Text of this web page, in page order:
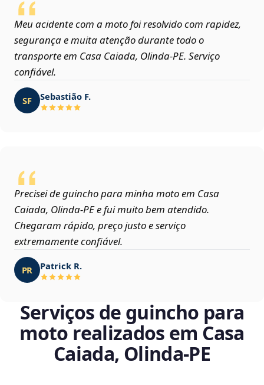
Meu acidente com a moto foi resolvido com rapidez,
segurança e muita atenção durante todo o
transporte em Casa Caiada, Olinda‑PE. Serviço
confiável.
SF Sebastião F.
Precisei de guincho para minha moto em Casa
Caiada, Olinda‑PE e fui muito bem atendido.
Chegaram rápido, preço justo e serviço
extremamente confiável.
PR Patrick R.
Serviços de guincho para
moto realizados em Casa
Caiada, Olinda‑PE